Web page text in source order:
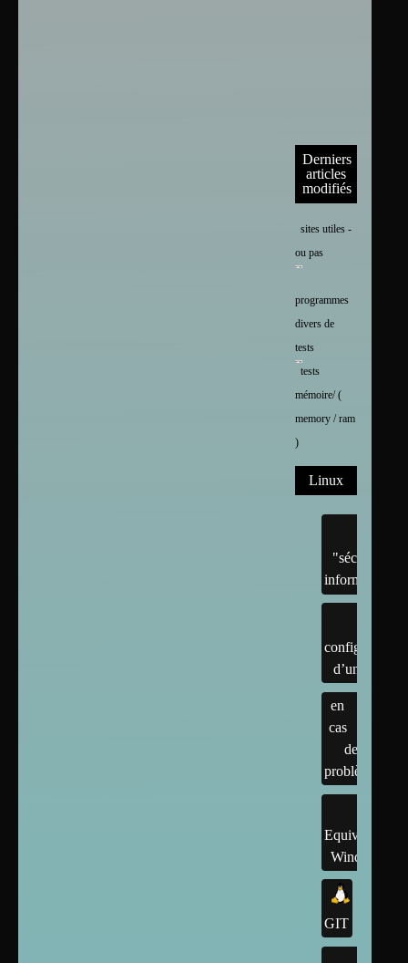
Derniers
articles
modifiés
sites utiles -
ou pas
programmes
divers de
tests
tests
mémoire/ (
memory / ram
)
Linux
"sécurité"
informatique
configuration
d’un linux
en
cas
de
problème
Equivalents
Windows
GIT